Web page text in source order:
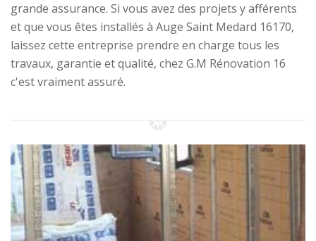
grande assurance. Si vous avez des projets y afférents
et que vous êtes installés à Auge Saint Medard 16170,
laissez cette entreprise prendre en charge tous les
travaux, garantie et qualité, chez G.M Rénovation 16
c'est vraiment assuré.